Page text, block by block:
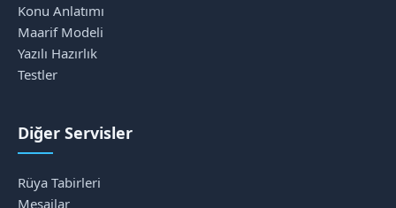
Konu Anlatımı
Maarif Modeli
Yazılı Hazırlık
Testler
Diğer Servisler
Rüya Tabirleri
Mesajlar